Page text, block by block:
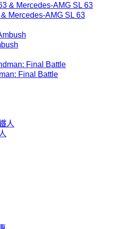
Mercedes-AMG SL 63
Final Battle